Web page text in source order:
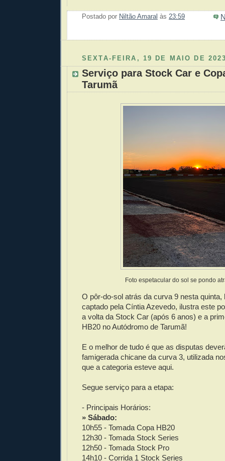
Postado por Niltão Amaral às 23:59
SEXTA-FEIRA, 19 DE MAIO DE
Serviço para Stock Car e
Tarumã
Foto espetacular do sol se pondo
O pôr-do-sol atrás da curva 9 nesta quinta,
captado pela Cíntia Azevedo, ilustra este
a volta da Stock Car (após 6 anos) e a
HB20 no Autódromo de Tarumã!
E o melhor de tudo é que as disputas
famigerada chicane da curva 3, utilizada
que a categoria esteve aqui.
Segue serviço para a etapa:
- Principais Horários:
» Sábado:
10h55 - Tomada Copa HB20
12h30 - Tomada Stock Series
12h50 - Tomada Stock Pro
14h10 - Corrida 1 Stock Series